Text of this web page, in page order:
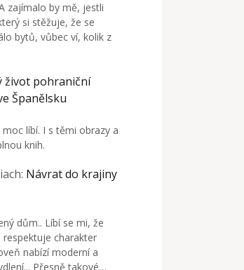
zajímalo by mě, jestli
si stěžuje, že se
bytů, vůbec ví, kolik z
život pohraniční
Španělsku
líbí. I s těmi obrazy a
knih.
: Návrat do krajiny
dům.. Líbí se mi, že
respektuje charakter
nabízí moderní a
Přesně takové…